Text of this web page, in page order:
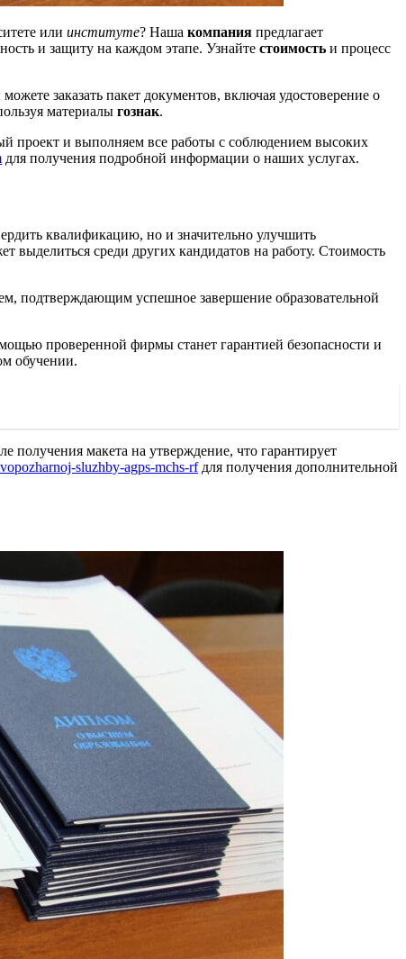
или институте? Наша компания предлагает
и защиту на каждом этапе. Узнайте стоимость и процесс
заказать пакет документов, включая удостоверение о
материалы гознак.
проект и выполняем все работы с соблюдением высоких
для получения подробной информации о наших услугах.
квалификацию, но и значительно улучшить
выделиться среди других кандидатов на работу. Стоимость
подтверждающим успешное завершение образовательной
проверенной фирмы станет гарантией безопасности и
обучении.
получения макета на утверждение, что гарантирует
sluzhby-agps-mchs-rfдля получения дополнительной